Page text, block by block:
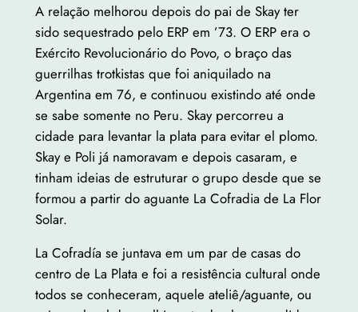
A relação melhorou depois do pai de Skay ter
sido sequestrado pelo ERP em ’73. O ERP era o
Exército Revolucionário do Povo, o braço das
guerrilhas trotkistas que foi aniquilado na
Argentina em 76, e continuou existindo até onde
se sabe somente no Peru. Skay percorreu a
cidade para levantar la plata para evitar el plomo.
Skay e Poli já namoravam e depois casaram, e
tinham ideias de estruturar o grupo desde que se
formou a partir do aguante La Cofradia de La Flor
Solar.
La Cofradía se juntava em um par de casas do
centro de La Plata e foi a resistência cultural onde
todos se conheceram, aquele ateliê/aguante, ou